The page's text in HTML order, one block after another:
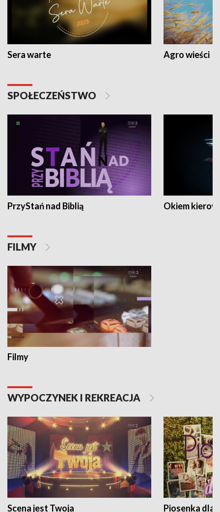
Sera warte Agro wieści
SPOŁECZEŃSTWO
PrzyStań nad Biblią Okiem
FILMY
Filmy
WYPOCZYNEK I REKREACJA
Scena jest Twoja Piosenka dla